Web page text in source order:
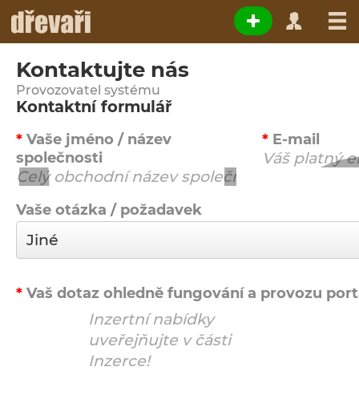
Kontaktujte nás
Provozovatel systému
Kontaktní formulář
Vaše jméno / název
společnosti
E-mail
Vaše otázka / požadavek
Vaš dotaz ohledně fungování a provozu